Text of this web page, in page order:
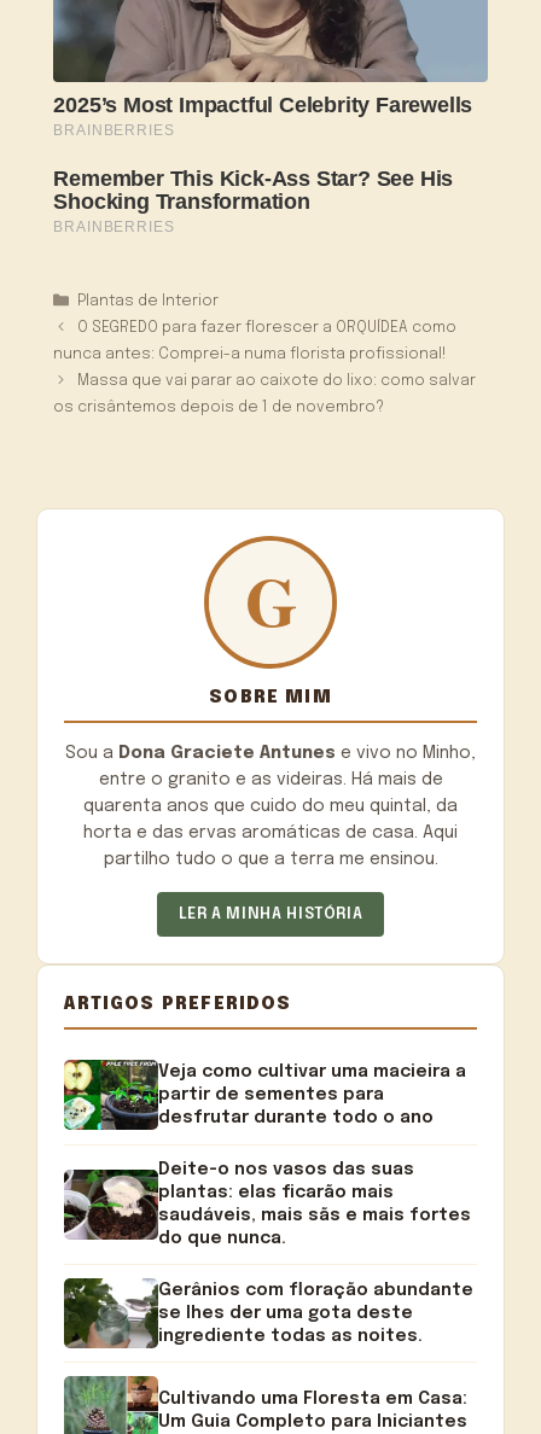
Categorias
Plantas de Interior
O SEGREDO para fazer florescer a ORQUÍDEA como
nunca antes: Comprei-a numa florista profissional!
Massa que vai parar ao caixote do lixo: como salvar
os crisântemos depois de 1 de novembro?
SOBRE MIM
Sou a Dona Graciete Antunes e vivo no Minho,
entre o granito e as videiras. Há mais de
quarenta anos que cuido do meu quintal, da
horta e das ervas aromáticas de casa. Aqui
partilho tudo o que a terra me ensinou.
LER A MINHA HISTÓRIA
ARTIGOS PREFERIDOS
Veja como cultivar uma macieira a
partir de sementes para
desfrutar durante todo o ano
Deite-o nos vasos das suas
plantas: elas ficarão mais
saudáveis, mais sãs e mais fortes
do que nunca.
Gerânios com floração abundante
se lhes der uma gota deste
ingrediente todas as noites.
Cultivando uma Floresta em Casa:
Um Guia Completo para Iniciantes